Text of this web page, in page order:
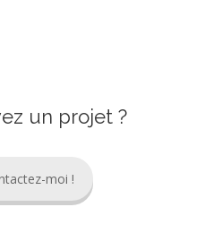
un projet ?
moi !